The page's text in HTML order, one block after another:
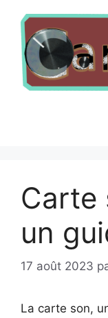
contenu
Carte
un
17 août 2023
La carte son,